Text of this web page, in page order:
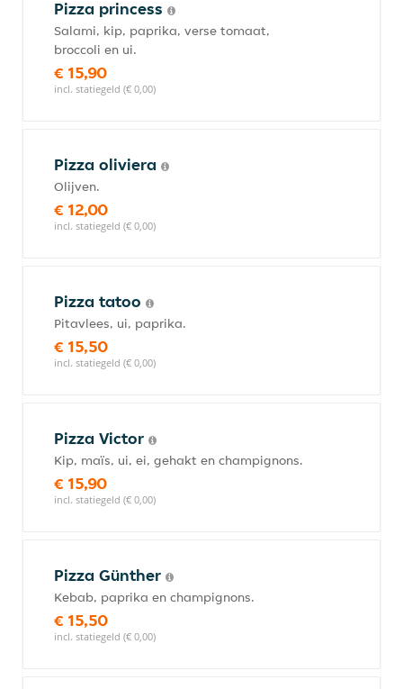
Pizza princess
Salami, kip, paprika, verse tomaat,
broccoli en ui.
€ 15,90
incl. statiegeld (€ 0,00)
Pizza oliviera
Olijven.
€ 12,00
incl. statiegeld (€ 0,00)
Pizza tatoo
Pitavlees, ui, paprika.
€ 15,50
incl. statiegeld (€ 0,00)
Pizza Victor
Kip, maïs, ui, ei, gehakt en champignons.
€ 15,90
incl. statiegeld (€ 0,00)
Pizza Günther
Kebab, paprika en champignons.
€ 15,50
incl. statiegeld (€ 0,00)